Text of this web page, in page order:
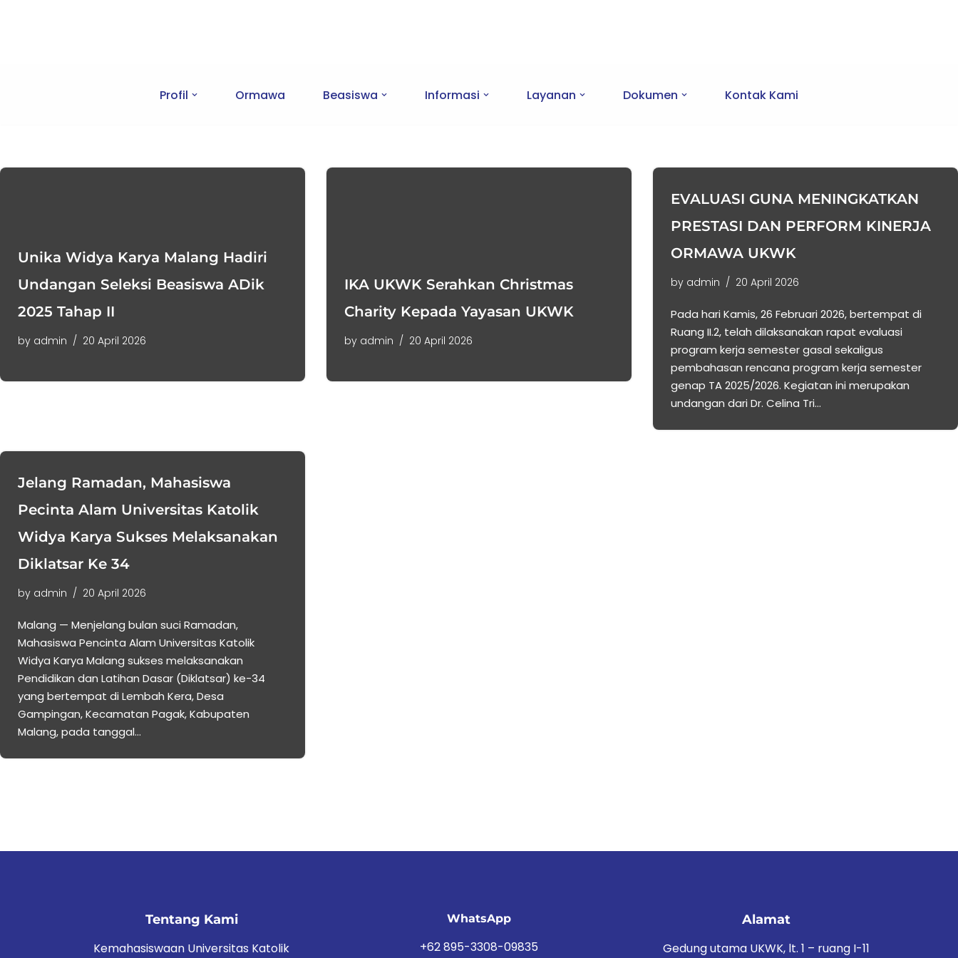
Profil
Ormawa Beasiswa Informasi Layanan Dokumen Kontak Kami
Unika Widya Karya Malang Hadiri
Undangan Seleksi Beasiswa ADik
2025 Tahap II
by admin 20 April 2026
IKA UKWK Serahkan Christmas
Charity Kepada Yayasan UKWK
by admin 20 April 2026
EVALUASI GUNA MENINGKATKAN
PRESTASI DAN PERFORM KINERJA
ORMAWA UKWK
by admin 20 April 2026
Pada hari Kamis, 26 Februari 2026, bertempat di
Ruang II.2, telah dilaksanakan rapat evaluasi
program kerja semester gasal sekaligus
pembahasan rencana program kerja semester
genap TA 2025/2026. Kegiatan ini merupakan
undangan dari Dr. Celina Tri…
Jelang Ramadan, Mahasiswa
Pecinta Alam Universitas Katolik
Widya Karya Sukses Melaksanakan
Diklatsar Ke 34
by admin 20 April 2026
Malang — Menjelang bulan suci Ramadan,
Mahasiswa Pencinta Alam Universitas Katolik
Widya Karya Malang sukses melaksanakan
Pendidikan dan Latihan Dasar (Diklatsar) ke-34
yang bertempat di Lembah Kera, Desa
Gampingan, Kecamatan Pagak, Kabupaten
Malang, pada tanggal…
Tentang Kami
Kemahasiswaan Universitas Katolik
WhatsApp
+62 895-3308-09835
Alamat
Gedung utama UKWK, lt. 1 – ruang I-11